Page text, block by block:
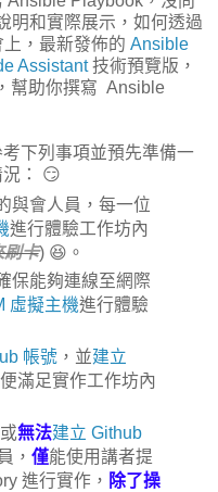
明和實際展示，如何透過
，最新發佈的 Ansible
Assistant技術預覽版，
幫助你撰寫 Ansible
下列事項並預先準備一
： 😏
與會人員，每一位
進行體驗工作坊內
刷卡) 😆。
保能夠連線至網際
虛擬主機進行體驗
帳號，並建立
滿足實作工作坊內
或無法建立 Github
， 僅能使用講者提
進行實作， 除了操